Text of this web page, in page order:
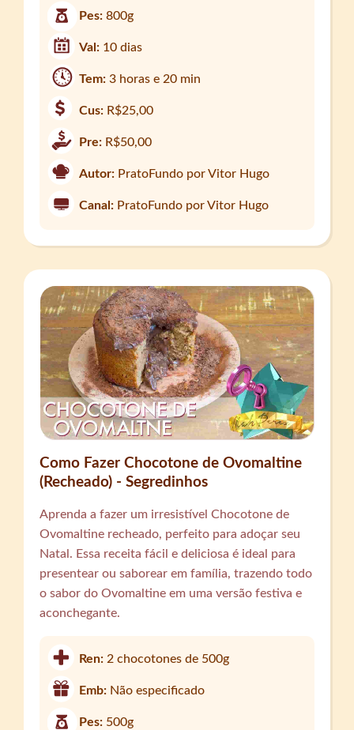
Pes:800g
Val: 10 dias
Tem:3 horas e 20 min
Cus: R$25,00
Pre: R$50,00
Autor: PratoFundo por Vitor Hugo
Canal: PratoFundo por Vitor Hugo
Como Fazer Chocotone de Ovomaltine
(Recheado) - Segredinhos
Aprenda a fazer um irresistível Chocotone de
Ovomaltine recheado, perfeito para adoçar seu
Natal. Essa receita fácil e deliciosa é ideal para
presentear ou saborear em família, trazendo todo
o sabor do Ovomaltine em uma versão festiva e
aconchegante.
Ren:2 chocotones de 500g
Emb: Não especificado
Pes: 500g